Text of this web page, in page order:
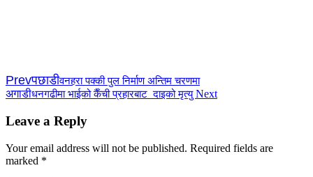
Prevपछाडीवनहरा पक्की पुल निर्माण अन्तिम चरणमा
अगाडीधनगढीमा भाईको कैँची प्रहारबाट दाइको मृत्युNext
Leave a Reply
Your email address will not be published. Required fields are
marked *